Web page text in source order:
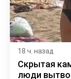
18 ч. назад
Скрытая
люди